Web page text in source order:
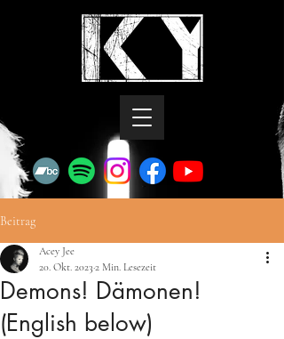
Beitrag
Demons! Dämonen!
(English below)
Acey Jee
20. Okt. 2023 2 Min. Lesezeit